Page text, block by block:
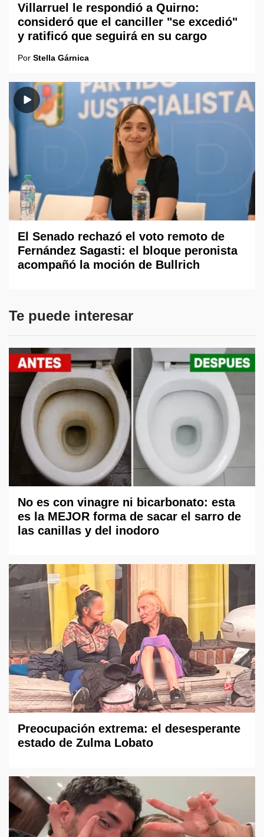
Villarruel le respondió a Quirno:
consideró que el canciller "se excedió"
y ratificó que seguirá en su cargo
Por Stella Gárnica
El Senado rechazó el voto remoto de
Fernández Sagasti: el bloque peronista
acompañó la moción de Bullrich
Te puede interesar
No es con vinagre ni bicarbonato: esta
es la MEJOR forma de sacar el sarro de
las canillas y del inodoro
Preocupación extrema: el desesperante
estado de Zulma Lobato